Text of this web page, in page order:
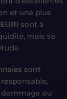
et une plus
EURI sont à
mais sa
sont
ou